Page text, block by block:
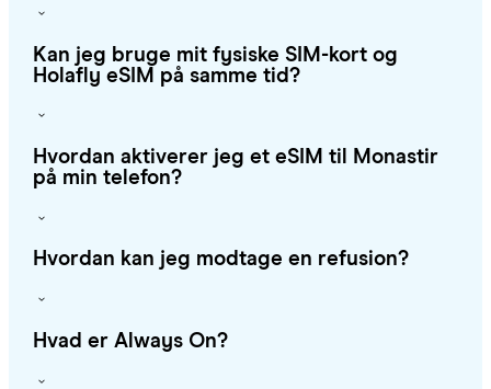
Kan jeg bruge mit fysiske SIM-kort og
Holafly eSIM på samme tid?
Hvordan aktiverer jeg et eSIM til Monastir
på min telefon?
Hvordan kan jeg modtage en refusion?
Hvad er Always On?